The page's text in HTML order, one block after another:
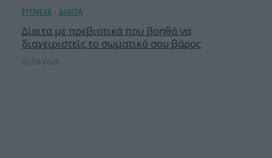
Δίαιτα με πρεβιοτικά που βοηθά να
διαχειριστείς το σωματικό σου βάρος
02.08.2026